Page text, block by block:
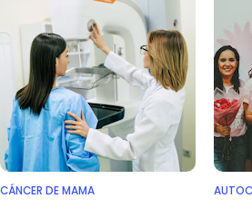
CÁNCER DE MAMA